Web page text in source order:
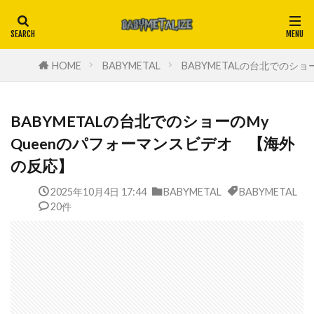
HOME BABYMETAL BABYMETALの台北でのシ
BABYMETALの台北でのショーのMy
Queenのパフォーマンスビデオ 【海外
の反応】
2025年10月4日 17:44 BABYMETAL
BABYMETAL
20件